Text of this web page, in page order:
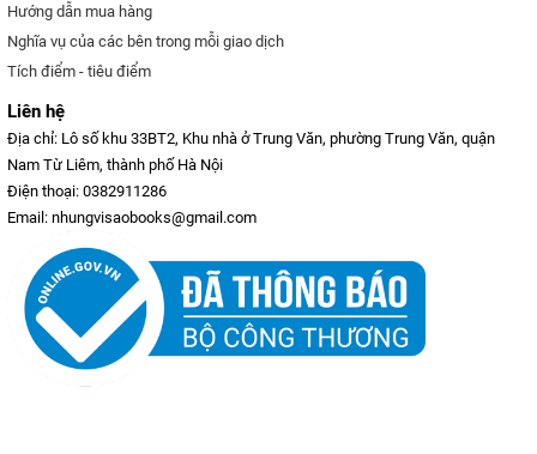
Hướng dẫn mua hàng
Nghĩa vụ của các bên trong mỗi giao dịch
Tích điểm - tiêu điểm
Liên hệ
Địa chỉ: Lô số khu 33BT2, Khu nhà ở Trung Văn, phường Trung Văn, quận
Nam Từ Liêm, thành phố Hà Nội
Điện thoại: 0382911286
Email: nhungvisaobooks@gmail.com